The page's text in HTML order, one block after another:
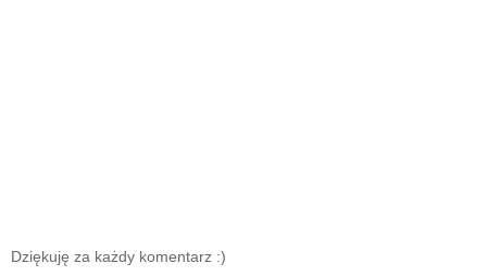
Dziękuję za każdy komentarz :)